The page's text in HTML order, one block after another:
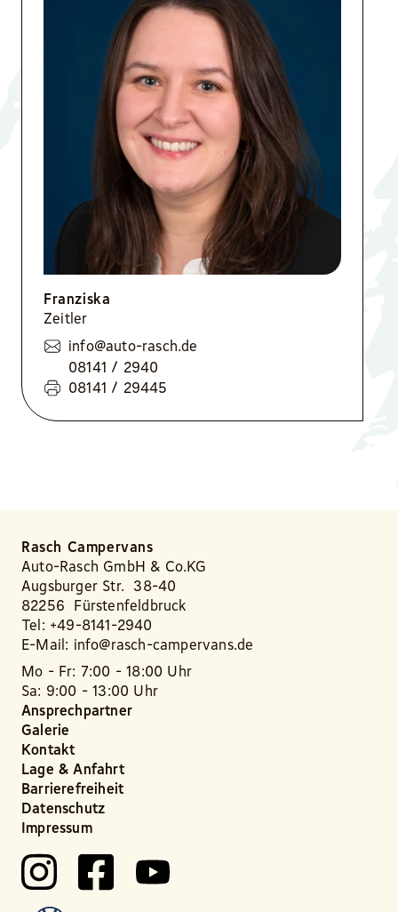
Franziska
Zeitler
info@auto-rasch.de
08141 / 2940
08141 / 29445
Rasch Campervans
Auto-Rasch GmbH & Co.KG
Augsburger Str. 38-40
82256 Fürstenfeldbruck
Tel: +49-8141-2940
E-Mail: info@rasch-campervans.de
Mo - Fr: 7:00 - 18:00 Uhr
Sa: 9:00 - 13:00 Uhr
Ansprechpartner
Galerie
Kontakt
Lage & Anfahrt
Barrierefreiheit
Datenschutz
Impressum